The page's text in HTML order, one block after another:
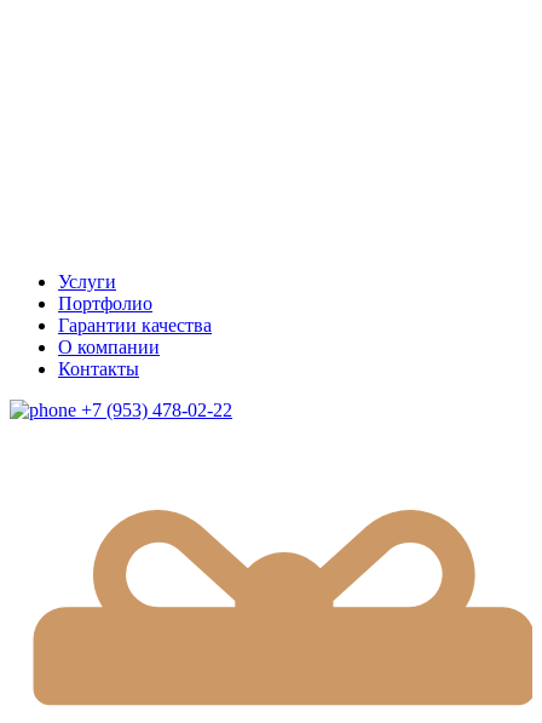
Услуги
Портфолио
Гарантии качества
О компании
Контакты
+7 (953) 478-02-22